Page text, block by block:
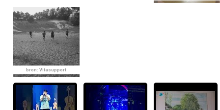
bron: Vitasupport